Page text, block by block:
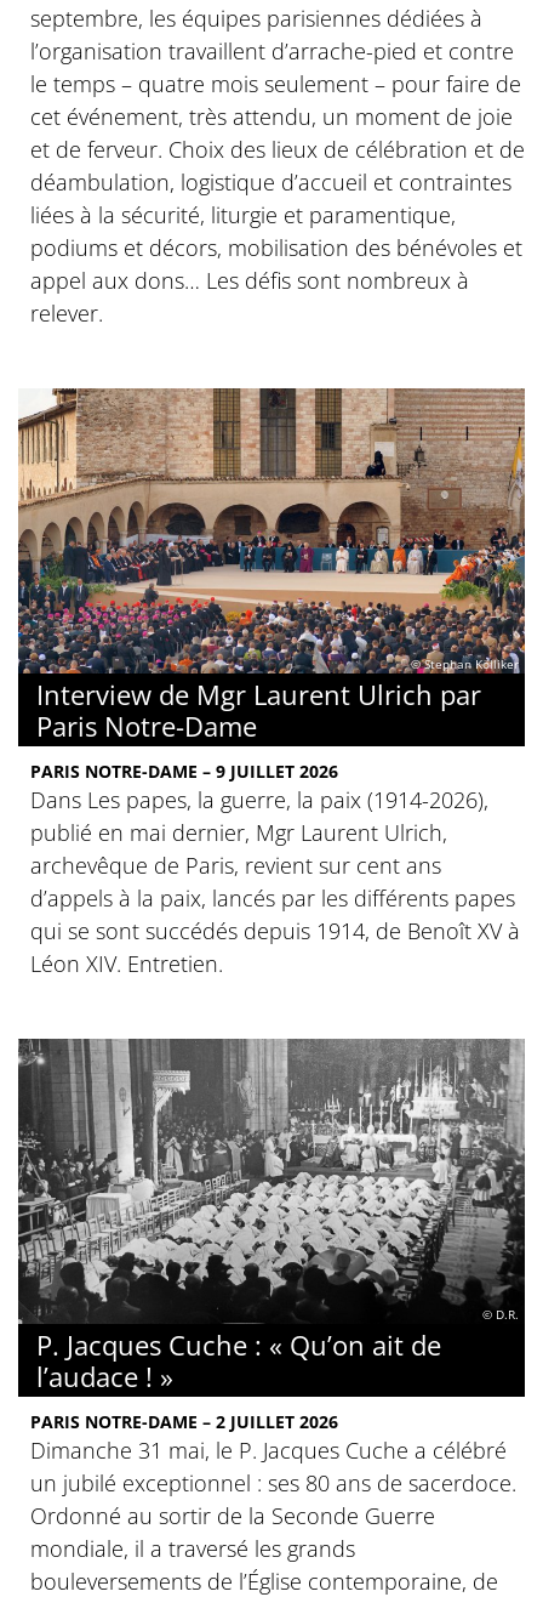
septembre, les équipes parisiennes dédiées à
l’organisation travaillent d’arrache-pied et contre
le temps – quatre mois seulement – pour faire de
cet événement, très attendu, un moment de joie
et de ferveur. Choix des lieux de célébration et de
déambulation, logistique d’accueil et contraintes
liées à la sécurité, liturgie et paramentique,
podiums et décors, mobilisation des bénévoles et
appel aux dons… Les défis sont nombreux à
relever.
© Stephan Kölliker
Interview de Mgr Laurent Ulrich par
Paris Notre-Dame
PARIS NOTRE-DAME – 9 JUILLET 2026
Dans Les papes, la guerre, la paix (1914-2026),
publié en mai dernier, Mgr Laurent Ulrich,
archevêque de Paris, revient sur cent ans
d’appels à la paix, lancés par les différents papes
qui se sont succédés depuis 1914, de Benoît XV à
Léon XIV. Entretien.
© D.R.
P. Jacques Cuche : « Qu’on ait de
l’audace ! »
PARIS NOTRE-DAME – 2 JUILLET 2026
Dimanche 31 mai, le P. Jacques Cuche a célébré
un jubilé exceptionnel : ses 80 ans de sacerdoce.
Ordonné au sortir de la Seconde Guerre
mondiale, il a traversé les grands
bouleversements de l’Église contemporaine, de